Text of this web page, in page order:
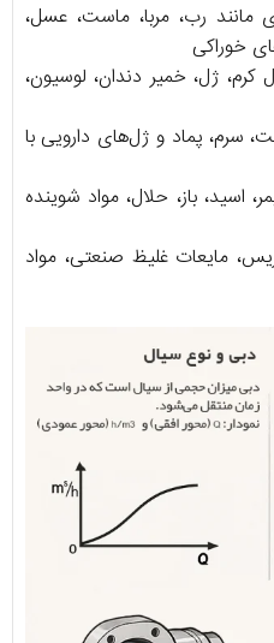
مانند رب، مربا، ماست، عسل،
خوراکی
کرم، ژل، خمیر دندان، لوسیون،
سرم، پماد و ژل‌های دارویی با
اسید، باز، حلال، مواد شوینده
مایعات غلیظ صنعتی، مواد